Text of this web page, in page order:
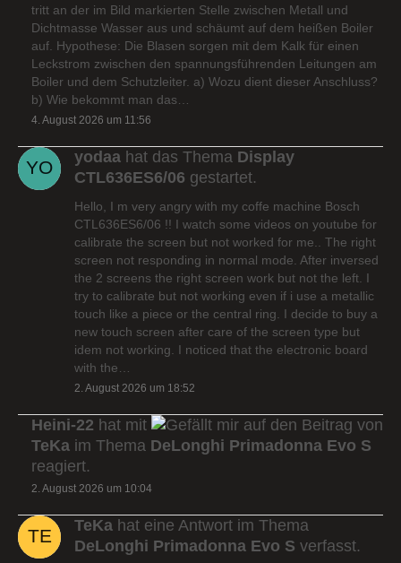
tritt an der im Bild markierten Stelle zwischen Metall und
Dichtmasse Wasser aus und schäumt auf dem heißen Boiler
auf. Hypothese: Die Blasen sorgen mit dem Kalk für einen
Leckstrom zwischen den spannungsführenden Leitungen am
Boiler und dem Schutzleiter. a) Wozu dient dieser Anschluss?
b) Wie bekommt man das…
4. August 2026 um 11:56
yodaa hat das Thema Display
CTL636ES6/06 gestartet.
Hello, I m very angry with my coffe machine Bosch
CTL636ES6/06 !! I watch some videos on youtube for
calibrate the screen but not worked for me.. The right
screen not responding in normal mode. After inversed
the 2 screens the right screen work but not the left. I
try to calibrate but not working even if i use a metallic
touch like a piece or the central ring. I decide to buy a
new touch screen after care of the screen type but
idem not working. I noticed that the electronic board
with the…
2. August 2026 um 18:52
Heini-22 hat mit
auf den Beitrag von
TeKa im Thema DeLonghi Primadonna Evo S
reagiert.
2. August 2026 um 10:04
TeKa hat eine Antwort im Thema
DeLonghi Primadonna Evo S verfasst.